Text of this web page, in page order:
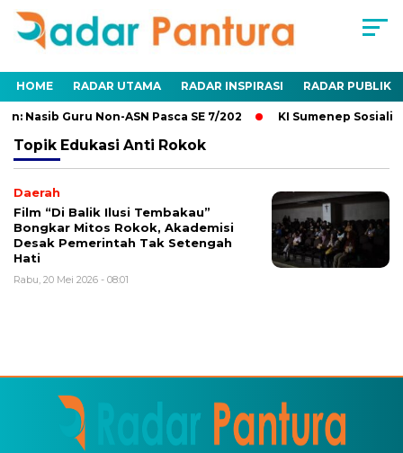
HOME RADAR UTAMA RADAR INSPIRASI RADAR PUBLIK
Nasib Guru Non-ASN Pasca SE 7/202 KI Sumenep
Topik Edukasi Anti Rokok
Daerah
Film “Di Balik Ilusi Tembakau”
Bongkar Mitos Rokok, Akademisi
Desak Pemerintah Tak Setengah
Hati
Rabu, 20 Mei 2026 - 08:01